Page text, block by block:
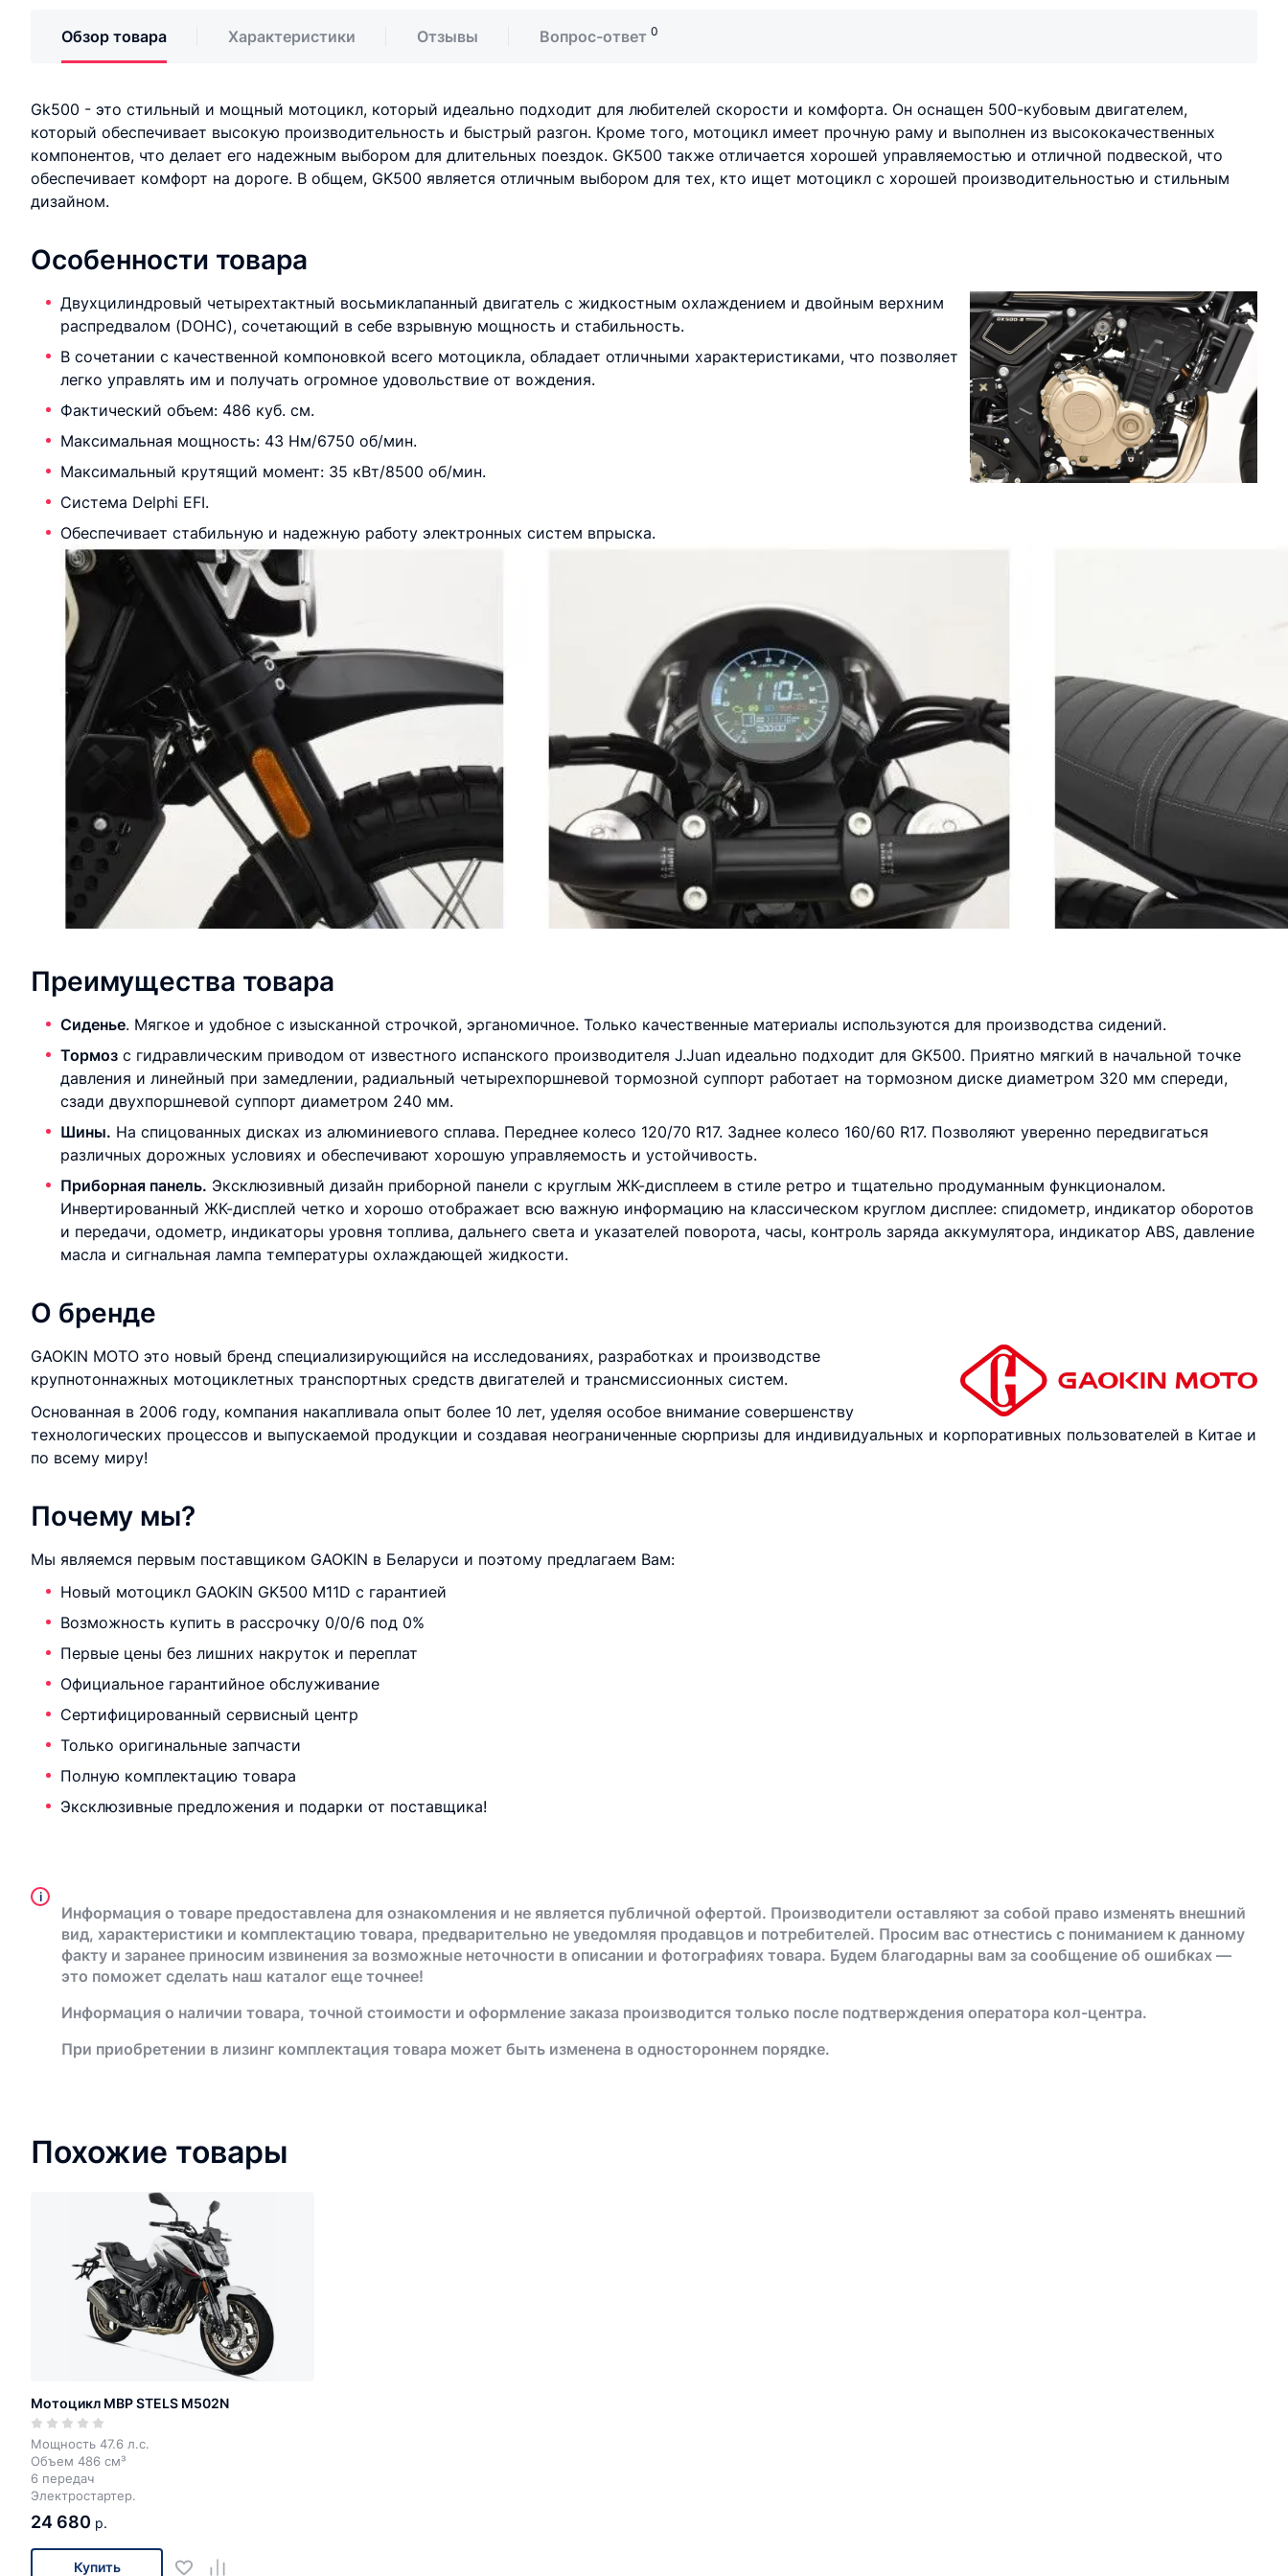
Обзор товара Характеристики Отзывы Вопрос-ответ 0
Gk500 - это стильный и мощный мотоцикл, который идеально подходит для любителей скорости и комфорта. Он оснащен 500-кубовым двигателем,
который обеспечивает высокую производительность и быстрый разгон. Кроме того, мотоцикл имеет прочную раму и выполнен из высококачественных
компонентов, что делает его надежным выбором для длительных поездок. GK500 также отличается хорошей управляемостью и отличной подвеской, что
обеспечивает комфорт на дороге. В общем, GK500 является отличным выбором для тех, кто ищет мотоцикл с хорошей производительностью и стильным
дизайном.
Особенности товара
Двухцилиндровый четырехтактный восьмиклапанный двигатель с жидкостным охлаждением и двойным верхним
распредвалом (DOHC), сочетающий в себе взрывную мощность и стабильность.
В сочетании с качественной компоновкой всего мотоцикла, обладает отличными характеристиками, что позволяет
легко управлять им и получать огромное удовольствие от вождения.
Фактический объем: 486 куб. см.
Максимальная мощность: 43 Нм/6750 об/мин.
Максимальный крутящий момент: 35 кВт/8500 об/мин.
Система Delphi EFI.
Обеспечивает стабильную и надежную работу электронных систем впрыска.
Преимущества товара
Сиденье. Мягкое и удобное с изысканной строчкой, эрганомичное. Только качественные материалы используются для производства сидений.
Тормоз с гидравлическим приводом от известного испанского производителя J.Juan идеально подходит для GK500. Приятно мягкий в начальной точке
давления и линейный при замедлении, радиальный четырехпоршневой тормозной суппорт работает на тормозном диске диаметром 320 мм спереди,
сзади двухпоршневой суппорт диаметром 240 мм.
Шины. На спицованных дисках из алюминиевого сплава. Переднее колесо 120/70 R17. Заднее колесо 160/60 R17. Позволяют уверенно передвигаться
различных дорожных условиях и обеспечивают хорошую управляемость и устойчивость.
Приборная панель. Эксклюзивный дизайн приборной панели с круглым ЖК-дисплеем в стиле ретро и тщательно продуманным функционалом.
Инвертированный ЖК-дисплей четко и хорошо отображает всю важную информацию на классическом круглом дисплее: спидометр, индикатор оборотов
и передачи, одометр, индикаторы уровня топлива, дальнего света и указателей поворота, часы, контроль заряда аккумулятора, индикатор ABS, давление
масла и сигнальная лампа температуры охлаждающей жидкости.
О бренде
GAOKIN MOTO это новый бренд специализирующийся на исследованиях, разработках и производстве
крупнотоннажных мотоциклетных транспортных средств двигателей и трансмиссионных систем.
Основанная в 2006 году, компания накапливала опыт более 10 лет, уделяя особое внимание совершенству
технологических процессов и выпускаемой продукции и создавая неограниченные сюрпризы для индивидуальных и корпоративных пользователей в Китае и
по всему миру!
Почему мы?
Мы являемся первым поставщиком GAOKIN в Беларуси и поэтому предлагаем Вам:
Новый мотоцикл GAOKIN GK500 M11D с гарантией
Возможность купить в рассрочку 0/0/6 под 0%
Первые цены без лишних накруток и переплат
Официальное гарантийное обслуживание
Сертифицированный сервисный центр
Только оригинальные запчасти
Полную комплектацию товара
Эксклюзивные предложения и подарки от поставщика!
i
Информация о товаре предоставлена для ознакомления и не является публичной офертой. Производители оставляют за собой право изменять внешний
вид, характеристики и комплектацию товара, предварительно не уведомляя продавцов и потребителей. Просим вас отнестись с пониманием к данному
факту и заранее приносим извинения за возможные неточности в описании и фотографиях товара. Будем благодарны вам за сообщение об ошибках —
это поможет сделать наш каталог еще точнее!
Информация о наличии товара, точной стоимости и оформление заказа производится только после подтверждения оператора кол-центра.
При приобретении в лизинг комплектация товара может быть изменена в одностороннем порядке.
Похожие товары
Мотоцикл MBP STELS M502N
Мощность 47.6 л.с.
Объем 486 см³
6 передач
Электростартер.
24 680 р.
Купить